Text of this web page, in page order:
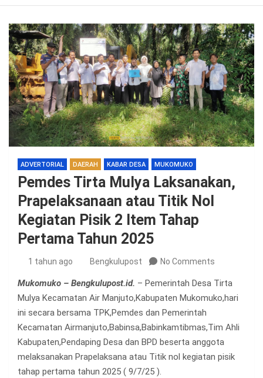
ADVERTORIAL DAERAH KABAR DESA MUKOMUKO
Pemdes Tirta Mulya Laksanakan,
Prapelaksanaan atau Titik Nol
Kegiatan Pisik 2 Item Tahap
Pertama Tahun 2025
1 tahun ago Bengkulupost No Comments
Mukomuko – Bengkulupost.id. – Pemerintah Desa Tirta
Mulya Kecamatan Air Manjuto,Kabupaten Mukomuko,hari
ini secara bersama TPK,Pemdes dan Pemerintah
Kecamatan Airmanjuto,Babinsa,Babinkamtibmas,Tim Ahli
Kabupaten,Pendaping Desa dan BPD beserta anggota
melaksanakan Prapelaksana atau Titik nol kegiatan pisik
tahap pertama tahun 2025 ( 9/7/25 ).